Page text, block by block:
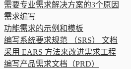
需要专业需求解决方案的3个原因
需求编写
功能需求的示例和模板
编写系统要求规范 （SRS） 文档
采用 EARS 方法来改进需求工程
编写产品需求文档（PRD）